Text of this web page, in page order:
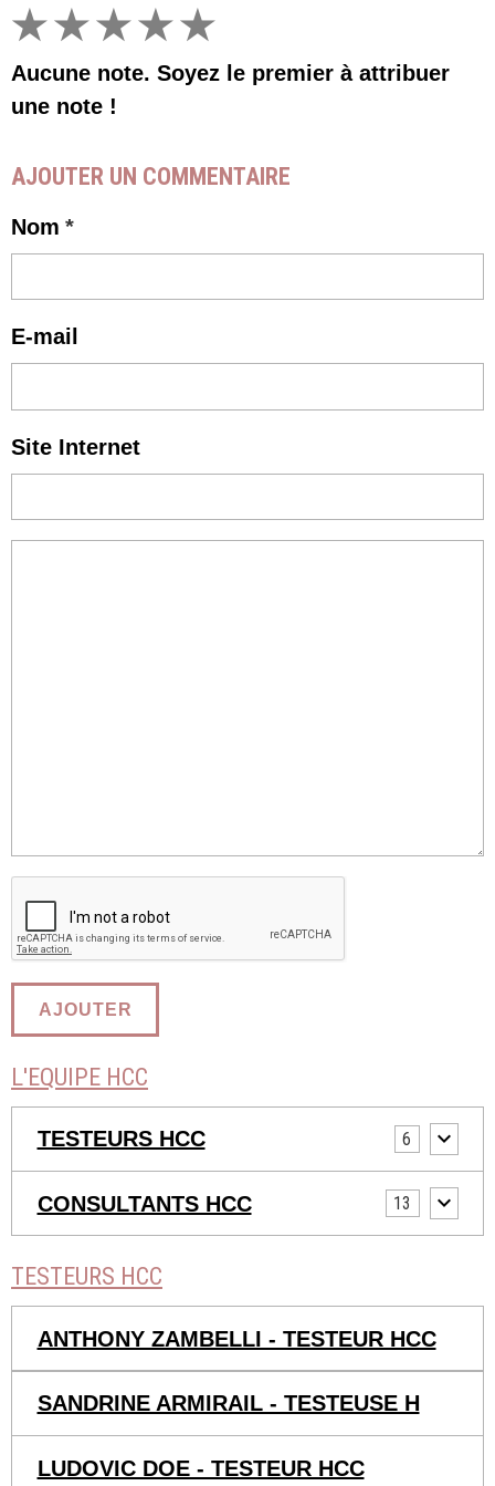
★★★★★
Aucune note. Soyez le premier à attribuer
une note !
AJOUTER UN COMMENTAIRE
Nom
E-mail
Site Internet
AJOUTER
L'EQUIPE HCC
TESTEURS HCC 6
CONSULTANTS HCC 13
TESTEURS HCC
ANTHONY ZAMBELLI - TESTEUR HCC
SANDRINE ARMIRAIL - TESTEUSE H
LUDOVIC DOE - TESTEUR HCC